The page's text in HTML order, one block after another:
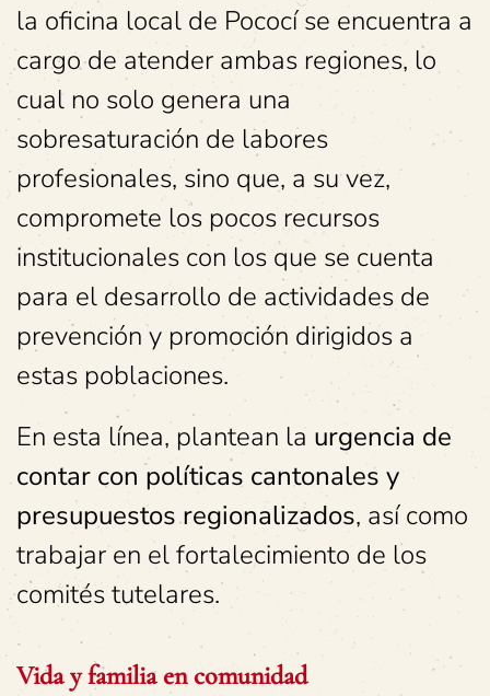
la oficina local de Pococí se encuentra a
cargo de atender ambas regiones, lo
cual no solo genera una
sobresaturación de labores
profesionales, sino que, a su vez,
compromete los pocos recursos
institucionales con los que se cuenta
para el desarrollo de actividades de
prevención y promoción dirigidos a
estas poblaciones.
En esta línea, plantean la urgencia de
contar con políticas cantonales y
presupuestos regionalizados, así como
trabajar en el fortalecimiento de los
comités tutelares.
Vida y familia en comunidad